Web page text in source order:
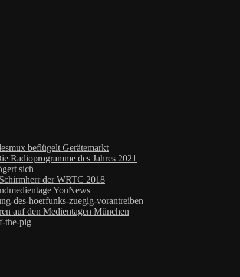
beflügelt Gerätemarkt
Radioprogramme des Jahres 2021
sich
der WRTC 2018
YouNews
des-hoerfunks-zuegig-vorantreiben
auf den Medientagen München
the-pig